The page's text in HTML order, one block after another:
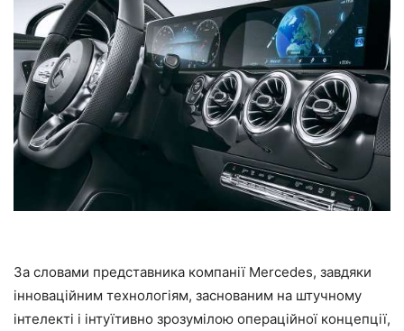
За словами представника компанії Mercedes, завдяки
інноваційним технологіям, заснованим на штучному
інтелекті і інтуїтивно зрозумілою операційної концепції,